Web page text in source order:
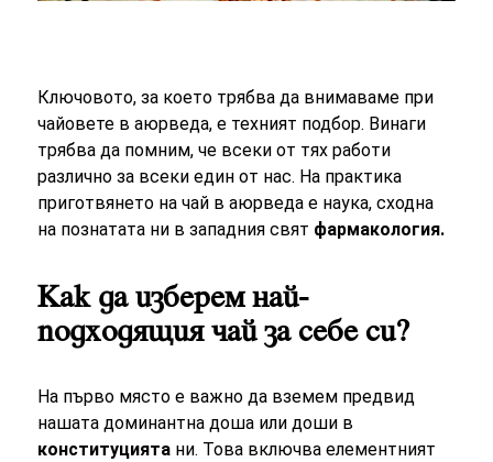
Ключовото, за което трябва да внимаваме при
чайовете в аюрведа, е техният подбор. Винаги
трябва да помним, че всеки от тях работи
различно за всеки един от нас. На практика
приготвянето на чай в аюрведа е наука, сходна
на познатата ни в западния свят фармакология.
Как да изберем най-
подходящия чай за себе си?
На първо място е важно да вземем предвид
нашата доминантна доша или доши в
конституцията ни. Това включва елементният